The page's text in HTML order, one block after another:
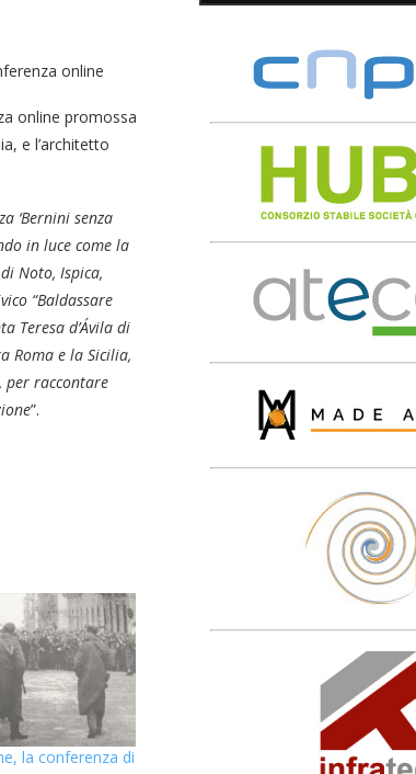
online
online promossa
e l’architetto
‘Bernini senza
in luce come la
Noto, Ispica,
“Baldassare
Teresa d’Ávila di
Roma e la Sicilia,
per raccontare
”.
la conferenza di